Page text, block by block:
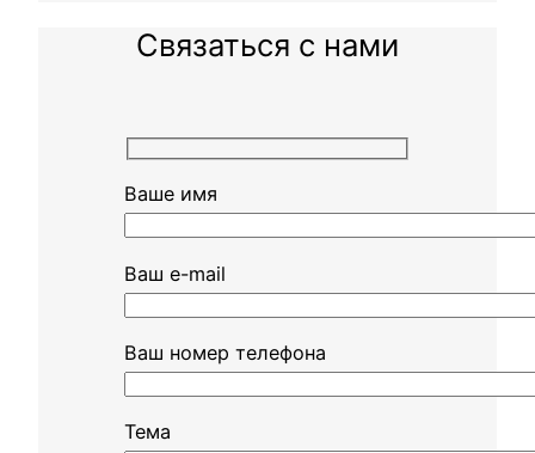
Связаться с нами
Ваше имя
Ваш e-mail
Ваш номер телефона
Тема